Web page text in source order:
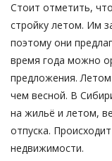
Стоит отметить, что
стройку летом. Им
поэтому они
время года можно
предложения.
чем весной. В
на жильё и летом,
отпуска.
недвижимости.